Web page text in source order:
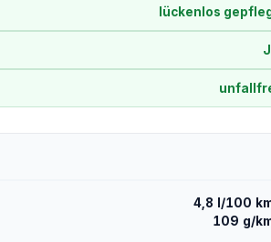
lückenlos
4,8 l/100
109 g/